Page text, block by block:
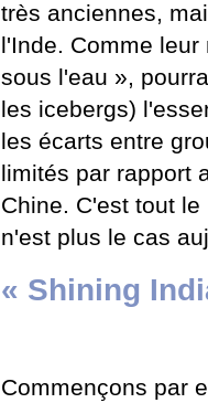
très anciennes,
l'Inde. Comme
sous l'eau »,
les icebergs)
les écarts entre
limités par rapport
Chine. C'est tout
n'est plus le cas
« Shining
Commençons par